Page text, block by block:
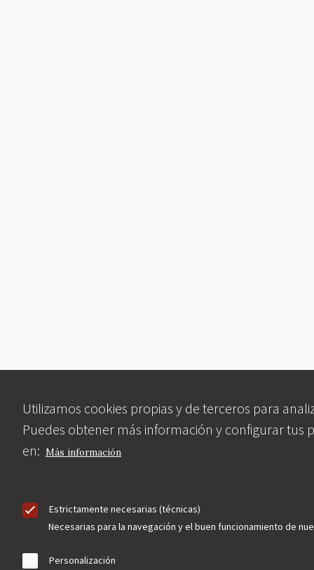
Utilizamos cookies propias y de terceros para
Puedes obtener más información y configurar tus
en: Más información
Estrictamente necesarias (técnicas)
Necesarias para la navegación y el buen funcionamiento de
Personalización